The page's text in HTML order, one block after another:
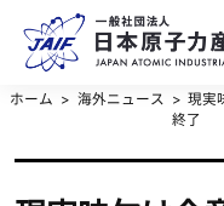
ホーム 海外ニュース
現実
終了